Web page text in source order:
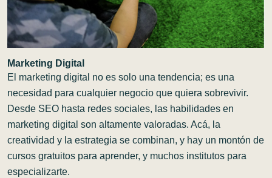
Marketing Digital
El marketing digital no es solo una tendencia; es una
necesidad para cualquier negocio que quiera sobrevivir.
Desde SEO hasta redes sociales, las habilidades en
marketing digital son altamente valoradas. Acá, la
creatividad y la estrategia se combinan, y hay un montón de
cursos gratuitos para aprender, y muchos institutos para
especializarte.